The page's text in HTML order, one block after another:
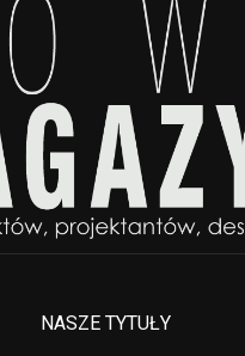
NASZE TYTUŁY